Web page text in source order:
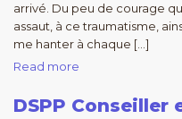
arrivé. Du peu de courage
assaut, à ce traumatisme,
me hanter à chaque […]
Read more
DSPP Conseiller